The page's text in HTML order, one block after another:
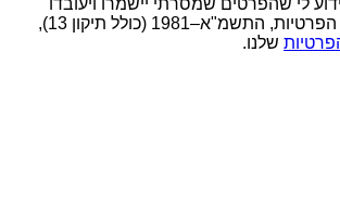
לי שהפרטים שמסרתי יישמרו ויעובדו
בהתאם לחוק הגנת הפרטיות, התשמ"א–1981 (כולל תיקון 13),
שלנו.